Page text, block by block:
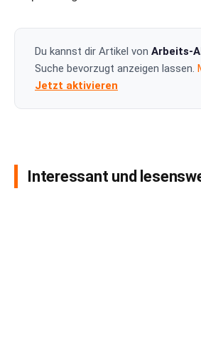
Du kannst dir Artikel von Arbeits-
Suche bevorzugt anzeigen lassen.
Jetzt aktivieren
Interessant und